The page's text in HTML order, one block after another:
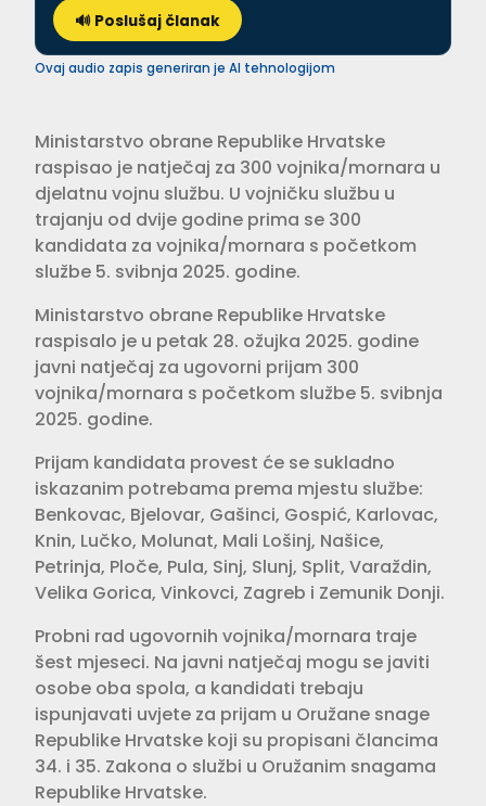
🔊 Poslušaj članak
Ovaj audio zapis generiran je AI tehnologijom
Ministarstvo obrane Republike Hrvatske
raspisao je natječaj za 300 vojnika/mornara u
djelatnu vojnu službu. U vojničku službu u
trajanju od dvije godine prima se 300
kandidata za vojnika/mornara s početkom
službe 5. svibnja 2025. godine.
Ministarstvo obrane Republike Hrvatske
raspisalo je u petak 28. ožujka 2025. godine
javni natječaj za ugovorni prijam 300
vojnika/mornara s početkom službe 5. svibnja
2025. godine.
Prijam kandidata provest će se sukladno
iskazanim potrebama prema mjestu službe:
Benkovac, Bjelovar, Gašinci, Gospić, Karlovac,
Knin, Lučko, Molunat, Mali Lošinj, Našice,
Petrinja, Ploče, Pula, Sinj, Slunj, Split, Varaždin,
Velika Gorica, Vinkovci, Zagreb i Zemunik Donji.
Probni rad ugovornih vojnika/mornara traje
šest mjeseci. Na javni natječaj mogu se javiti
osobe oba spola, a kandidati trebaju
ispunjavati uvjete za prijam u Oružane snage
Republike Hrvatske koji su propisani člancima
34. i 35. Zakona o službi u Oružanim snagama
Republike Hrvatske.